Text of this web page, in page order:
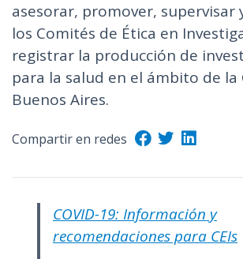
asesorar, promover, supervisar
los Comités de Ética en
registrar la producción de
para la salud en el ámbito de la
Buenos Aires.
Compartir en redes
COVID-19: Información y
recomendaciones para CEIs